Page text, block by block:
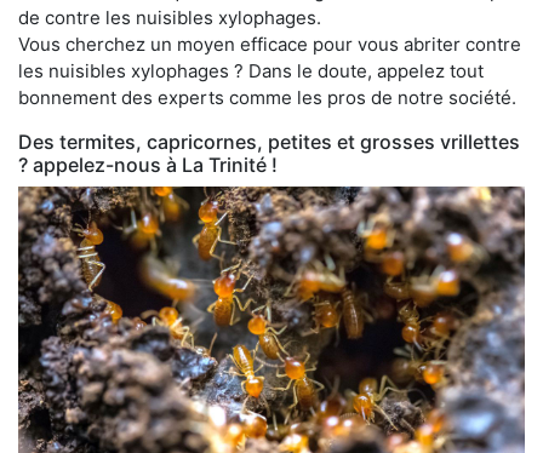
de contre les nuisibles xylophages.
Vous cherchez un moyen efficace pour vous abriter contre
les nuisibles xylophages ? Dans le doute, appelez tout
bonnement des experts comme les pros de notre société.
Des termites, capricornes, petites et grosses vrillettes
? appelez-nous à La Trinité !